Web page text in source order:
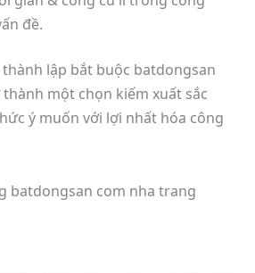
đề.
lập bắt buộc batdongsan
một chọn kiếm xuất sắc
ý muốn với lợi nhất hóa công
batdongsan com nha trang